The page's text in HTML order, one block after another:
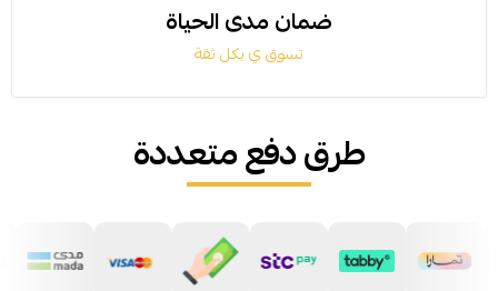
ضمان مدى الحياة
تسوق ي بكل ثقة
طرق دفع متعددة